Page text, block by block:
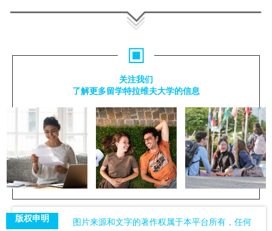
关注我们
了解更多留学特拉维夫大学的信息
版权申明
图片来源和文字的著作权属于本平台所有，任何